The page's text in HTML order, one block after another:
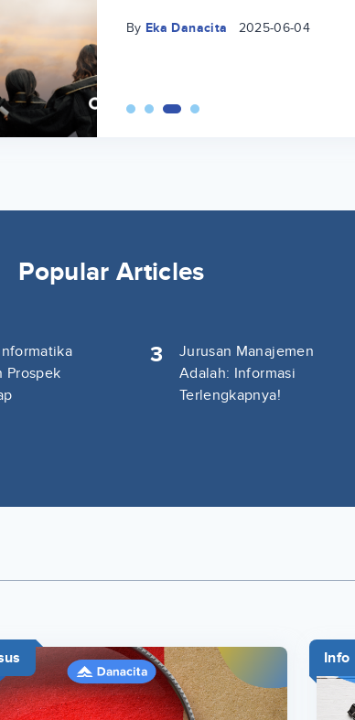
By Eka Danacita 2025-06-04
Popular Articles
Prospek
3
Jurusan Manajemen
Adalah: Informasi
Terlengkapnya!
Info